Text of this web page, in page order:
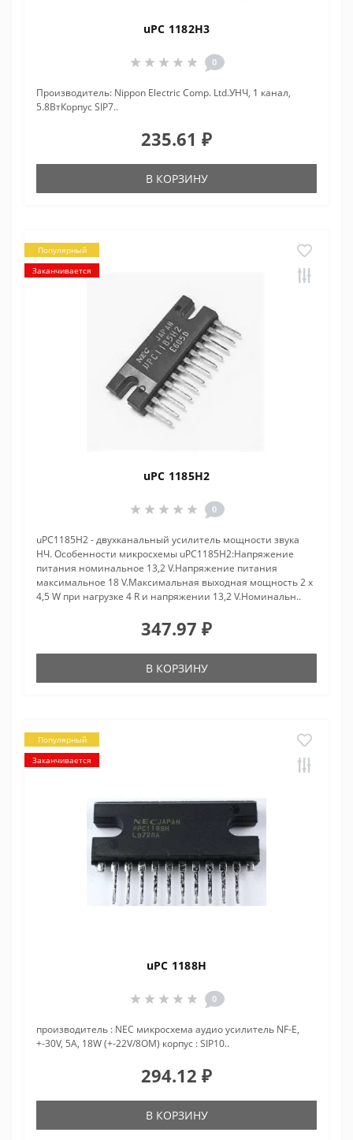
uPC 1182H3
0
Производитель: Nippon Electric Comp. Ltd.УНЧ, 1 канал,
5.8ВтКорпус SIP7..
235.61 ₽
В КОРЗИНУ
Популярный
Заканчивается
uPC 1185H2
0
uPC1185H2 - двухканальный усилитель мощности звука
НЧ. Особенности микросхемы uPC1185H2:Напряжение
питания номинальное 13,2 V.Напряжение питания
максимальное 18 V.Максимальная выходная мощность 2 x
4,5 W при нагрузке 4 R и напряжении 13,2 V.Номинальн..
347.97 ₽
В КОРЗИНУ
Популярный
Заканчивается
uPC 1188H
0
производитель : NEC микросхема аудио усилитель NF-E,
+-30V, 5A, 18W (+-22V/8OM) корпус : SIP10..
294.12 ₽
В КОРЗИНУ